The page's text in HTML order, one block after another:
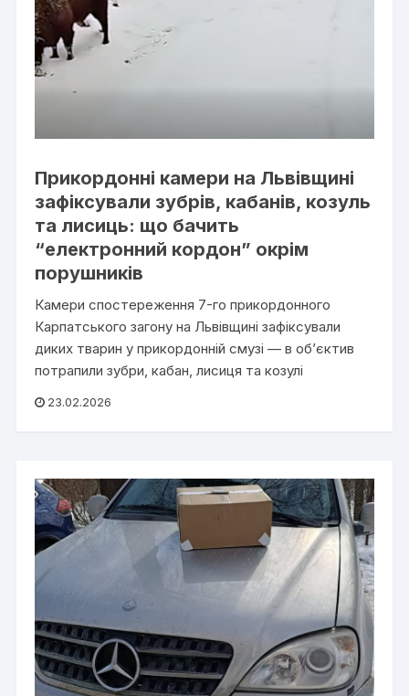
Прикордонні камери на Львівщині
зафіксували зубрів, кабанів, козуль
та лисиць: що бачить
“електронний кордон” окрім
порушників
Камери спостереження 7-го прикордонного
Карпатського загону на Львівщині зафіксували
диких тварин у прикордонній смузі — в об’єктив
потрапили зубри, кабан, лисиця та козулі
23.02.2026